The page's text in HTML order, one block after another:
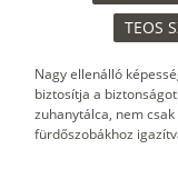
TEOS
Nagy ellenálló
biztosítja a
zuhanytálca, nem
fürdőszobákhoz